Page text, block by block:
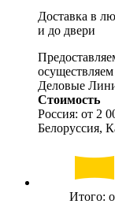
Доставка в
и до двери
Деловые
Стоимость
Россия: от 2
Белоруссия,
Итого: